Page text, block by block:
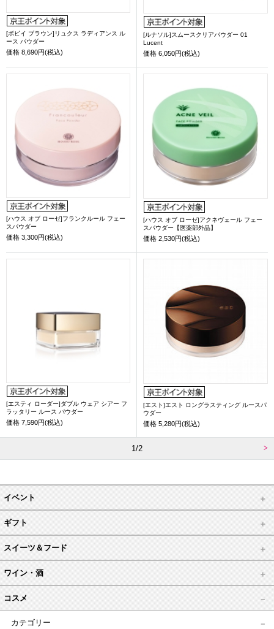
[ボビイ ブラウン]リュクス ラディアンス ル
ース パウダー
価格 8,690円(税込)
[ルナソル]スムースクリアパウダー 01
Lucent
価格 6,050円(税込)
[ハウス オブ ローゼ]フランクルール フェー
スパウダー
価格 3,300円(税込)
[ハウス オブ ローゼ]アクネヴェール フェー
スパウダー【医薬部外品】
価格 2,530円(税込)
[エスティ ローダー]ダブル ウェア シアー フ
ラッタリー ルース パウダー
価格 7,590円(税込)
[エスト]エスト ロングラスティング ルースパ
ウダー
価格 5,280円(税込)
1/2
イベント
ギフト
スイーツ＆フード
ワイン・酒
コスメ
カテゴリー